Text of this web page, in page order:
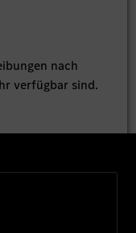
nach
verfügbar sind.